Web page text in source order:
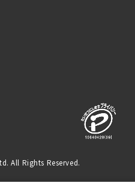
All Rights Reserved.